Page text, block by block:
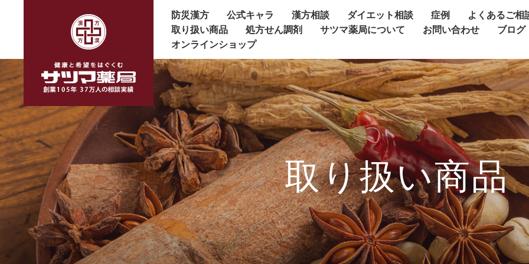
防災漢方 公式キャラ 漢方相談 ダイエット相談 症例
よくあるご相
取り扱い商品
処方せん調剤 サツマ薬局について お問い合わせ
ブログ
オンラインショップ
取り扱い商品